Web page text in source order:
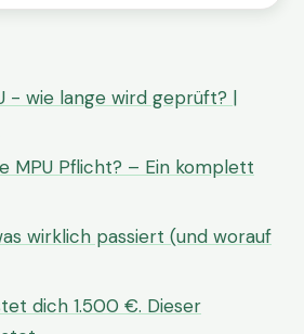
- wie lange wird geprüft? |
MPU Pflicht? – Ein komplett
wirklich passiert (und worauf
dich 1.500 €. Dieser